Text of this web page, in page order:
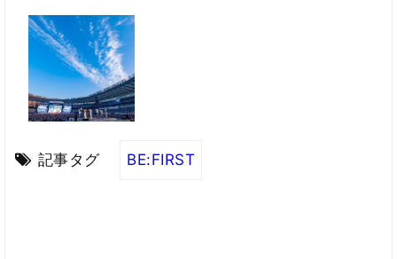
記事タグ BE:FIRST